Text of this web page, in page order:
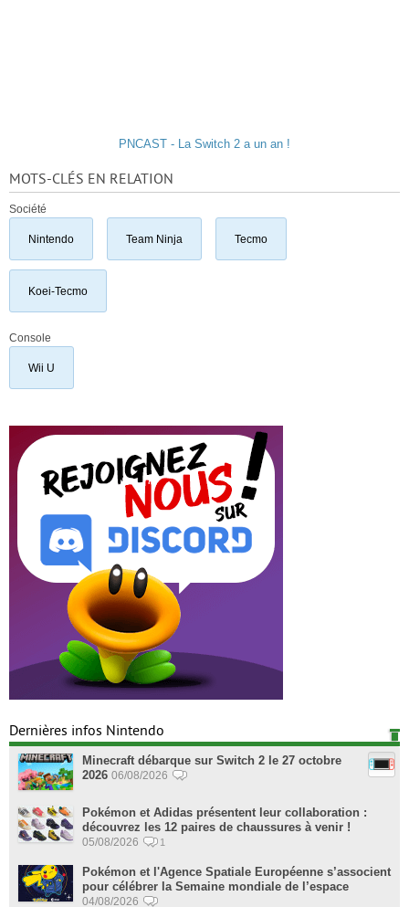
PNCAST - La Switch 2 a un an !
MOTS-CLÉS EN RELATION
Société
Nintendo Team Ninja Tecmo
Koei-Tecmo
Console
Wii U
Dernières infos Nintendo
Minecraft débarque sur Switch 2 le 27 octobre
2026 06/08/2026
Pokémon et Adidas présentent leur collaboration :
découvrez les 12 paires de chaussures à venir !
05/08/2026 1
Pokémon et l'Agence Spatiale Européenne s’associent
pour célébrer la Semaine mondiale de l’espace
04/08/2026